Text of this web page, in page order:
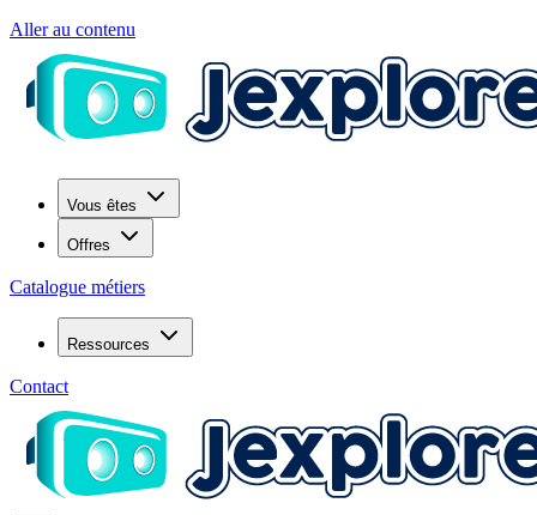
Aller au contenu
Vous êtes
Offres
Catalogue métiers
Ressources
Contact